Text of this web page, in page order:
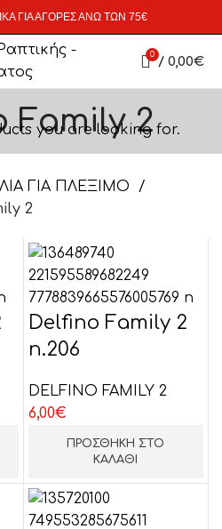
ΓΙΑ ΑΓΟΡΕΣ ΑΝΩ ΤΩΝ 75€
0 / 0,00€
Family 2
ΓΙΑ ΠΛΕΞΙΜΟ
2
Delfino Family 2
n.206
DELFINO FAMILY 2
6,00€
ΠΡΟΣΘΉΚΗ ΣΤΟ
ΚΑΛΆΘΙ
you are looking for.